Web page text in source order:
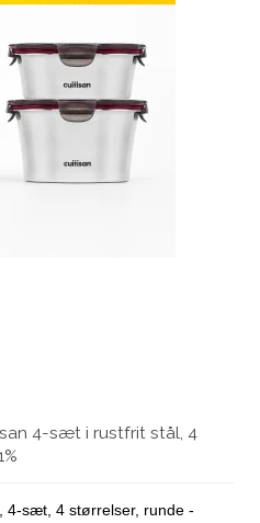
4-sæt i rustfrit stål, 4
4-sæt, 4 størrelser, runde -